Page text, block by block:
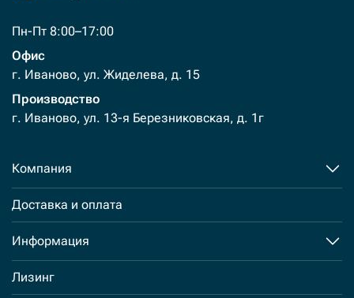
Пн-Пт 8:00–17:00
Офис
г. Иваново, ул. Жиделева, д. 15
Производство
г. Иваново, ул. 13-я Березниковская, д. 1г
Компания
Доставка и оплата
Информация
Лизинг